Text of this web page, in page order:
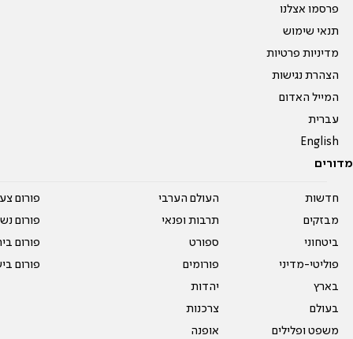
פרסמו אצלנו
תנאי שימוש
מדיניות פרטיות
הצהרת נגישות
המייל האדום
עברית
English
מדורים
חדשות
מבזקים
ביטחוני
פוליטי-מדיני
בארץ
בעולם
משפט ופלילים
העולם הערבי
תרבות ופנאי
ספורט
פורומים
יהדות
צרכנות
אופנה
פורום
פורום
פורום
פורום